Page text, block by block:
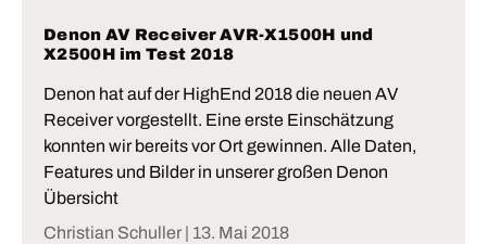
Denon AV Receiver AVR-X1500H und
X2500H im Test 2018
Denon hat auf der HighEnd 2018 die neuen AV
Receiver vorgestellt. Eine erste Einschätzung
konnten wir bereits vor Ort gewinnen. Alle Daten,
Features und Bilder in unserer großen Denon
Übersicht
Christian Schuller | 13. Mai 2018